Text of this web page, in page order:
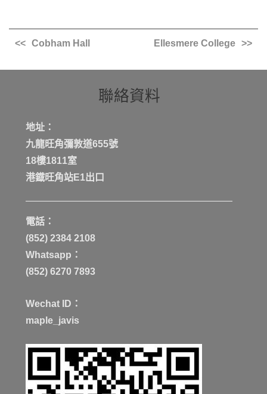
Cobham Hall Ellesmere College
聯絡資料
地址：
九龍旺角彌敦道655號
18樓1811室
港鐡旺角站E1出口
電話：
(852) 2384 2108
Whatsapp：
(852) 6270 7893
Wechat ID：
maple_javis